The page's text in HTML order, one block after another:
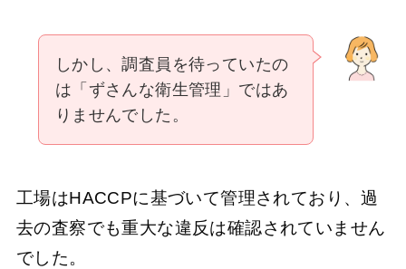
しかし、調査員を待っていたの
は「ずさんな衛生管理」ではあ
りませんでした。
工場はHACCPに基づいて管理されており、過
去の査察でも重大な違反は確認されていません
でした。